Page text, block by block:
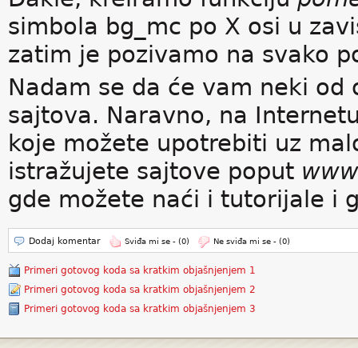
simbola bg_mc po X osi u
zatim je pozivamo na svako
Nadam se da će vam neki
sajtova. Naravno, na
koje možete upotrebiti uz
istražujete sajtove poput
gde možete naći i tutorijale i
Dodaj komentar Sviđa mi se - (0) Ne sviđa mi se - (0)
Primeri gotovog koda sa kratkim objašnjenjem 1
Primeri gotovog koda sa kratkim objašnjenjem 2
Primeri gotovog koda sa kratkim objašnjenjem 3